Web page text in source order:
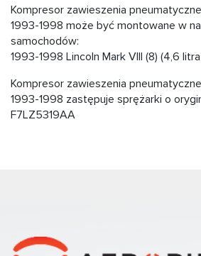
Kompresor zawieszenia
1993-1998 może być montowane w
samochodów:
1993-1998 Lincoln Mark VIII (8) (4,6
Kompresor zawieszenia
1993-1998 zastępuje sprężarki o
F7LZ5319AA